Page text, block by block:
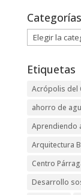
Categorías
Categorías
Etiquetas
Acrópolis del
ahorro de
Aprendiendo
Arquitectura
Centro
Desarrollo